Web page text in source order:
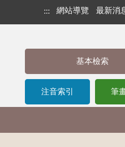
::: 網站導覽 最新消
基本檢索
注音索引 筆